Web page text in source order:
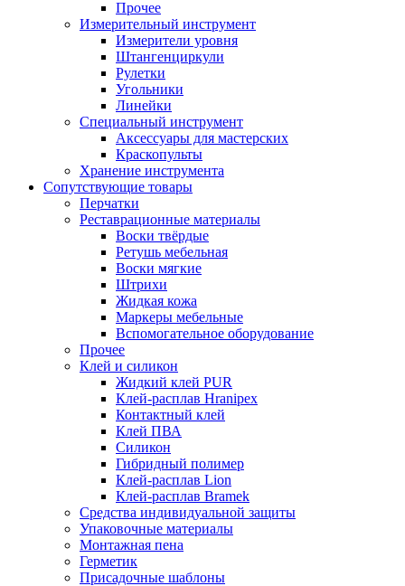
Прочее
Измерительный инструмент
Измерители уровня
Штангенциркули
Рулетки
Угольники
Линейки
Специальный инструмент
Аксессуары для мастерских
Краскопульты
Хранение инструмента
Сопутствующие товары
Перчатки
Реставрационные материалы
Воски твёрдые
Ретушь мебельная
Воски мягкие
Штрихи
Жидкая кожа
Маркеры мебельные
Вспомогательное оборудование
Прочее
Клей и силикон
Жидкий клей PUR
Клей-расплав Hranipex
Контактный клей
Клей ПВА
Силикон
Гибридный полимер
Клей-расплав Lion
Клей-расплав Bramek
Средства индивидуальной защиты
Упаковочные материалы
Монтажная пена
Герметик
Присадочные шаблоны